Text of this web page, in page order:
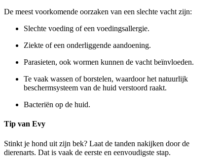
De meest voorkomende oorzaken van een slechte vacht zijn:
Slechte voeding of een voedingsallergie.
Ziekte of een onderliggende aandoening.
Parasieten, ook wormen kunnen de vacht beïnvloeden.
Te vaak wassen of borstelen, waardoor het natuurlijk
beschermsysteem van de huid verstoord raakt.
Bacteriën op de huid.
Tip van Evy
Stinkt je hond uit zijn bek? Laat de tanden nakijken door de
dierenarts. Dat is vaak de eerste en eenvoudigste stap.